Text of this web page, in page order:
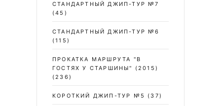
СТАНДАРТНЫЙ ДЖИП-ТУР №7
(45)
СТАНДАРТНЫЙ ДЖИП-ТУР №6
(115)
ПРОКАТКА МАРШРУТА "В
ГОСТЯХ У СТАРШИНЫ" (2015)
(236)
КОРОТКИЙ ДЖИП-ТУР №5 (37)